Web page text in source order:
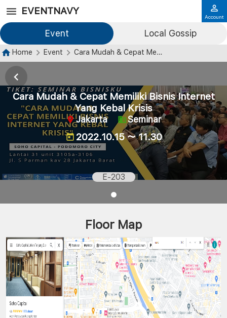
EVENTNAVY
Event Local Gossip
Account
Home Event Cara Mudah & Cepat Memiliki Bisnis Internet Yang Kebal Krisis
Cara Mudah & Cepat Memiliki Bisnis Internet
Yang Kebal Krisis
Jakarta Seminar
2022.10.15 ～ 11.30
E-203
Floor Map